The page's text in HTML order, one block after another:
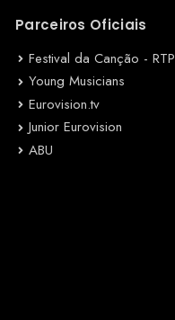
Parceiros Oficiais
Festival da Canção - RTP
Young Musicians
Eurovision.tv
Junior Eurovision
ABU